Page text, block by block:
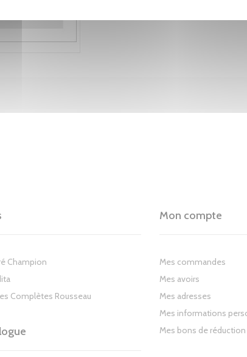
Champion
Complètes Rousseau
Mon compte
Mes commandes
Mes avoirs
Mes adresses
Mes informations
Mes bons de réduction